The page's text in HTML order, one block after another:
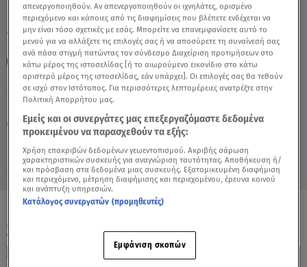
Κυριακή 9 Αυγούστου 2026
26.01.24, 15:21
ΕΛΛΑΔΑ
Πηγή: Αλήθειες με τη Ζήνα
TAGS: ΚΡΕΟΠΩΛΗΣ ΜΕΣΟΛΟΓΓΙ ΜΠΑΜΠΗΣ ΚΑΜΕΡΕΣ
ΑΛΗΘΕΙΕΣ ΜΕ ΤΗ ΖΗΝΑ
ΟΛΑ ΤΑ ΒΙΝΤΕΟ
απενεργοποιηθούν. Αν απενεργοποιηθούν οι ιχνηλάτες, ορισμένο
περιεχόμενο και κάποιες από τις διαφημίσεις που βλέπετε ενδέχεται να
μην είναι τόσο σχετικές με εσάς. Μπορείτε να επανεμφανίσετε αυτό το
μενού για να αλλάξετε τις επιλογές σας ή να αποσύρετε τη συναίνεσή σας
ανά πάσα στιγμή πατώντας τον σύνδεσμο Διαχείριση προτιμήσεων στο
κάτω μέρος της ιστοσελίδας [ή το αιωρούμενο εικονίδιο στο κάτω
αριστερό μέρος της ιστοσελίδας, εάν υπάρχει]. Οι επιλογές σας θα τεθούν
σε ισχύ στον Ιστότοπος. Για περισσότερες λεπτομέρειες ανατρέξτε στην
Πολιτική Απορρήτου μας.
Εμείς και οι συνεργάτες μας επεξεργαζόμαστε δεδομένα
προκειμένου να παρασχεθούν τα εξής:
Χρήση επακριβών δεδομένων γεωεντοπισμού. Ακριβής σάρωση
χαρακτηριστικών συσκευής για αναγνώριση ταυτότητας. Αποθήκευση ή/
και πρόσβαση στα δεδομένα μιας συσκευής. Εξατομικευμένη διαφήμιση
και περιεχόμενο, μέτρηση διαφήμισης και περιεχομένου, έρευνα κοινού
και ανάπτυξη υπηρεσιών.
Κατάλογος συνεργατών (προμηθευτές)
Εμφάνιση σκοπών